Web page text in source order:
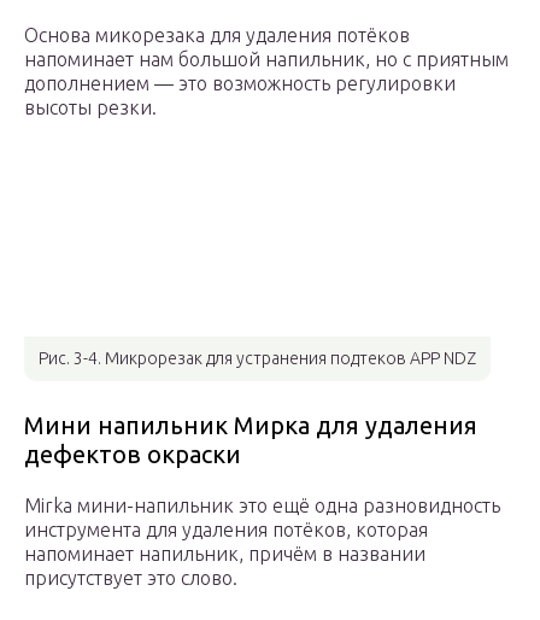
Основа микорезака для удаления потёков
напоминает нам большой напильник, но с приятным
дополнением — это возможность регулировки
высоты резки.
Рис. 3-4. Микрорезак для устранения подтеков APP NDZ
Мини напильник Мирка для удаления
дефектов окраски
Mirka мини-напильник это ещё одна разновидность
инструмента для удаления потёков, которая
напоминает напильник, причём в названии
присутствует это слово.